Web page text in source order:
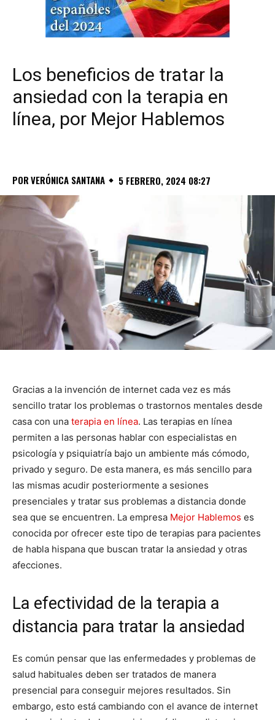
Los beneficios de tratar la
ansiedad con la terapia en
línea, por Mejor Hablemos
PORVERÓNICA SANTANA 5 FEBRERO, 2024 08:27
Gracias a la invención de internet cada vez es más
sencillo tratar los problemas o trastornos mentales desde
casa con una terapia en línea. Las terapias en línea
permiten a las personas hablar con especialistas en
psicología y psiquiatría bajo un ambiente más cómodo,
privado y seguro. De esta manera, es más sencillo para
las mismas acudir posteriormente a sesiones
presenciales y tratar sus problemas a distancia donde
sea que se encuentren. La empresa Mejor Hablemos es
conocida por ofrecer este tipo de terapias para pacientes
de habla hispana que buscan tratar la ansiedad y otras
afecciones.
La efectividad de la terapia a
distancia para tratar la ansiedad
Es común pensar que las enfermedades y problemas de
salud habituales deben ser tratados de manera
presencial para conseguir mejores resultados. Sin
embargo, esto está cambiando con el avance de internet